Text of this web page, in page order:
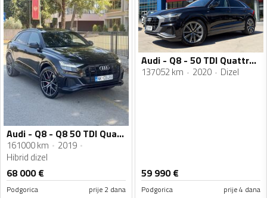
Audi - Q8 - Q8 50 TDI Quattro
161000 km
2019
Hibrid dizel
68 000€
Podgorica prije 2 dana
Audi - Q8 - 50 TDI Quattro Tiptronic 3xS-Line HD Matrix VIRTUAL COCKPIT - 286 KS
137052 km 2020 Dizel
59 990€
Podgorica prije 4 dana